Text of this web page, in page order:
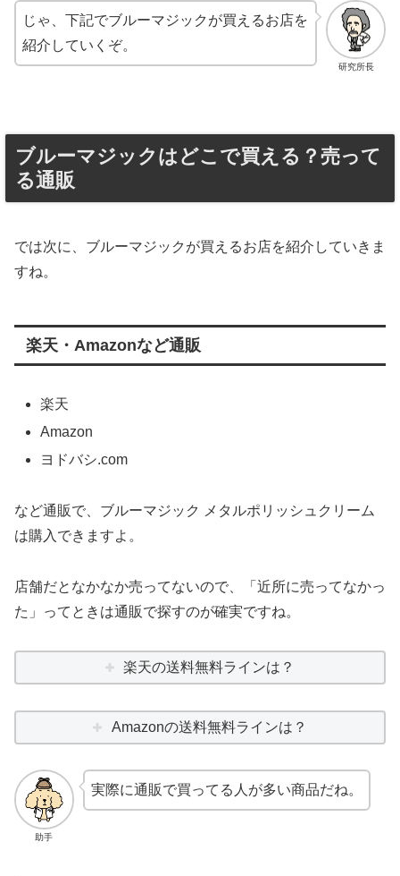
研究所長
じゃ、下記でブルーマジックが買えるお店を
紹介していくぞ。
ブルーマジックはどこで買える？売って
る通販
では次に、ブルーマジックが買えるお店を紹介していきま
すね。
楽天・Amazonなど通販
楽天
Amazon
ヨドバシ.com
など通販で、ブルーマジック メタルポリッシュクリーム
は購入できますよ。
店舗だとなかなか売ってないので、「近所に売ってなかっ
た」ってときは通販で探すのが確実ですね。
楽天の送料無料ラインは？
Amazonの送料無料ラインは？
助手
実際に通販で買ってる人が多い商品だね。